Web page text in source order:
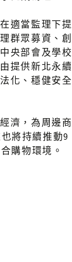
適當監理下提
群眾募資、創
央部會及學校
提供新北永續
化、穩健安全
濟，為周邊商
將持續推動9
購物環境。